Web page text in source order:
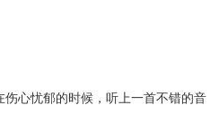
心忧郁的时候，听上一首不错的音